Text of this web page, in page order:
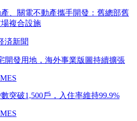
、關電不動產攜手開發：舊總部舊
複合設施
済新聞
開發用地，海外事業版圖持續擴張
突破1,500戶，入住率維持99.9%